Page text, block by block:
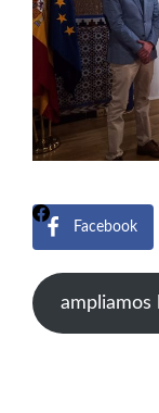
Facebook
ampliamos